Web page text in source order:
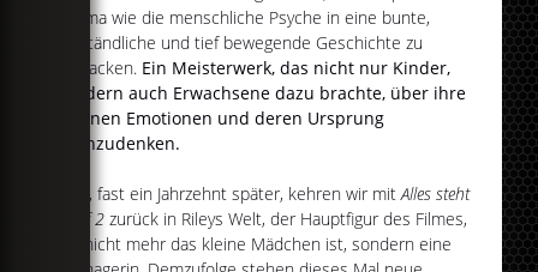
Thema wie die menschliche Psyche in eine bunte,
verständliche und tief bewegende Geschichte zu
verpacken. Ein Meisterwerk, das nicht nur Kinder,
sondern auch Erwachsene dazu brachte, über ihre
eigenen Emotionen und deren Ursprung
nachzudenken.
Jetzt, fast ein Jahrzehnt später, kehren wir mitAlles steht
Kopf 2 zurück in Rileys Welt, der Hauptfigur des Filmes,
die nicht mehr das kleine Mädchen ist, sondern eine